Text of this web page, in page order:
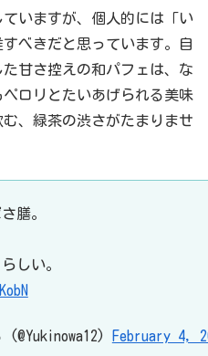
ていますが、個人的には「い
べきだと思っています。自
甘さ控えの和パフェは、な
ロリとたいあげられる美味
、緑茶の渋さがたまりませ
膳。
しい。
February 4,